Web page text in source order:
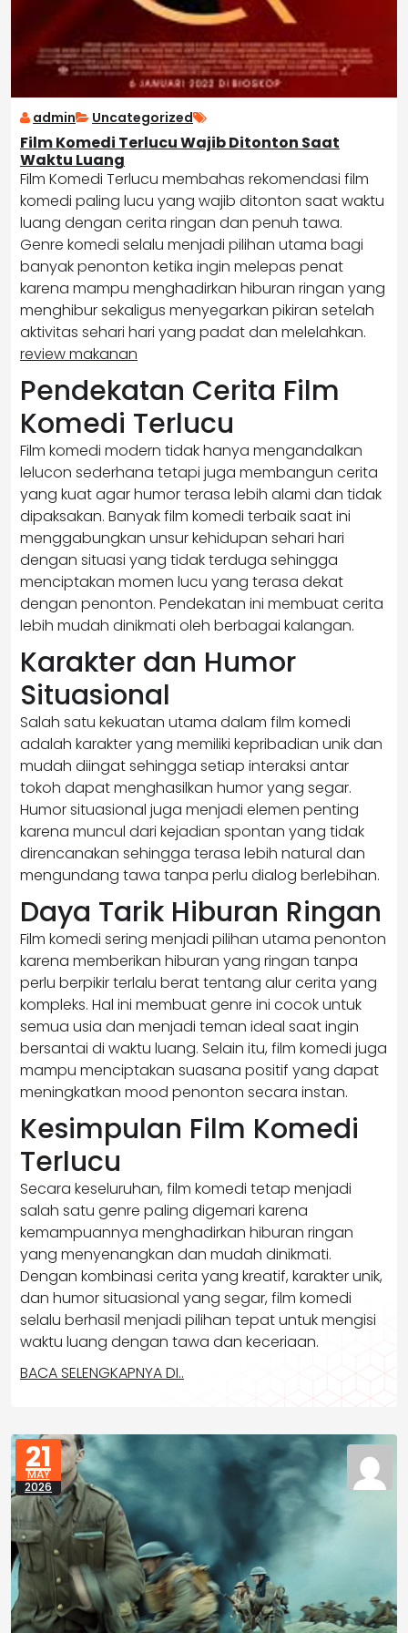
admin Uncategorized
Film Komedi Terlucu Wajib Ditonton Saat
Waktu Luang
Film Komedi Terlucu membahas rekomendasi film
komedi paling lucu yang wajib ditonton saat waktu
luang dengan cerita ringan dan penuh tawa.
Genre komedi selalu menjadi pilihan utama bagi
banyak penonton ketika ingin melepas penat
karena mampu menghadirkan hiburan ringan yang
menghibur sekaligus menyegarkan pikiran setelah
aktivitas sehari hari yang padat dan melelahkan.
review makanan
Pendekatan Cerita Film
Komedi Terlucu
Film komedi modern tidak hanya mengandalkan
lelucon sederhana tetapi juga membangun cerita
yang kuat agar humor terasa lebih alami dan tidak
dipaksakan. Banyak film komedi terbaik saat ini
menggabungkan unsur kehidupan sehari hari
dengan situasi yang tidak terduga sehingga
menciptakan momen lucu yang terasa dekat
dengan penonton. Pendekatan ini membuat cerita
lebih mudah dinikmati oleh berbagai kalangan.
Karakter dan Humor
Situasional
Salah satu kekuatan utama dalam film komedi
adalah karakter yang memiliki kepribadian unik dan
mudah diingat sehingga setiap interaksi antar
tokoh dapat menghasilkan humor yang segar.
Humor situasional juga menjadi elemen penting
karena muncul dari kejadian spontan yang tidak
direncanakan sehingga terasa lebih natural dan
mengundang tawa tanpa perlu dialog berlebihan.
Daya Tarik Hiburan Ringan
Film komedi sering menjadi pilihan utama penonton
karena memberikan hiburan yang ringan tanpa
perlu berpikir terlalu berat tentang alur cerita yang
kompleks. Hal ini membuat genre ini cocok untuk
semua usia dan menjadi teman ideal saat ingin
bersantai di waktu luang. Selain itu, film komedi juga
mampu menciptakan suasana positif yang dapat
meningkatkan mood penonton secara instan.
Kesimpulan Film Komedi
Terlucu
Secara keseluruhan, film komedi tetap menjadi
salah satu genre paling digemari karena
kemampuannya menghadirkan hiburan ringan
yang menyenangkan dan mudah dinikmati.
Dengan kombinasi cerita yang kreatif, karakter unik,
dan humor situasional yang segar, film komedi
selalu berhasil menjadi pilihan tepat untuk mengisi
waktu luang dengan tawa dan keceriaan.
BACA SELENGKAPNYA DI..
21
MAY
2026